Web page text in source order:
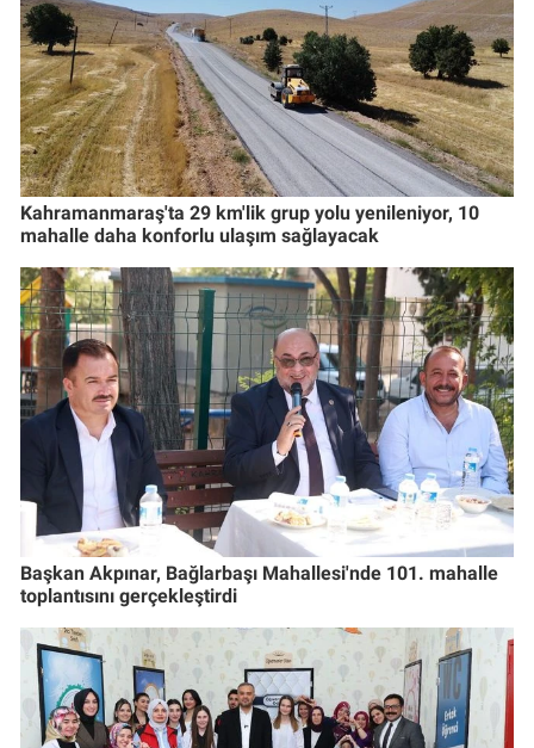
Kahramanmaraş'ta 29 km'lik grup yolu yenileniyor, 10
mahalle daha konforlu ulaşım sağlayacak
Başkan Akpınar, Bağlarbaşı Mahallesi'nde 101. mahalle
toplantısını gerçekleştirdi